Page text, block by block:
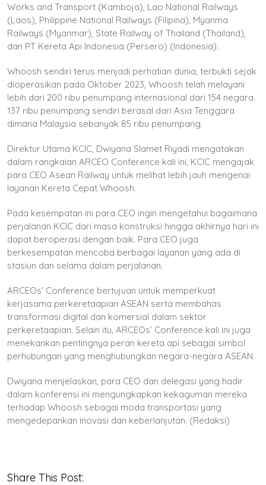
Works and Transport (Kamboja), Lao National Railways
(Laos), Philippine National Railways (Filipina), Myanma
Railways (Myanmar), State Railway of Thailand (Thailand),
dan PT Kereta Api Indonesia (Persero) (Indonesia).
Whoosh sendiri terus menjadi perhatian dunia, terbukti sejak
dioperasikan pada Oktober 2023, Whoosh telah melayani
lebih dari 200 ribu penumpang internasional dari 154 negara.
137 ribu penumpang sendiri berasal dari Asia Tenggara
dimana Malaysia sebanyak 85 ribu penumpang.
Direktur Utama KCIC, Dwiyana Slamet Riyadi mengatakan
dalam rangkaian ARCEO Conference kali ini, KCIC mengajak
para CEO Asean Railway untuk melihat lebih jauh mengenai
layanan Kereta Cepat Whoosh.
Pada kesempatan ini para CEO ingin mengetahui bagaimana
perjalanan KCIC dari masa konstruksi hingga akhirnya hari ini
dapat beroperasi dengan baik. Para CEO juga
berkesempatan mencoba berbagai layanan yang ada di
stasiun dan selama dalam perjalanan.
ARCEOs’ Conference bertujuan untuk memperkuat
kerjasama perkeretaapian ASEAN serta membahas
transformasi digital dan komersial dalam sektor
perkeretaapian. Selain itu, ARCEOs’ Conference kali ini juga
menekankan pentingnya peran kereta api sebagai simbol
perhubungan yang menghubungkan negara-negara ASEAN.
Dwiyana menjelaskan, para CEO dan delegasi yang hadir
dalam konferensi ini mengungkapkan kekaguman mereka
terhadap Whoosh sebagai moda transportasi yang
mengedepankan inovasi dan keberlanjutan. (Redaksi)
Share This Post: